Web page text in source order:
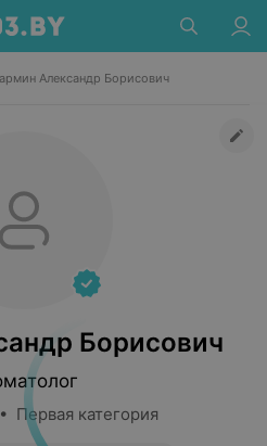
Александр Борисович
Борисович
Первая категория